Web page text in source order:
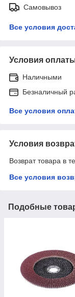
Самовывоз
Все условия
Условия
Наличными
Безналичный
Все условия
Условия
Возврат товара в
Все условия
Подобные